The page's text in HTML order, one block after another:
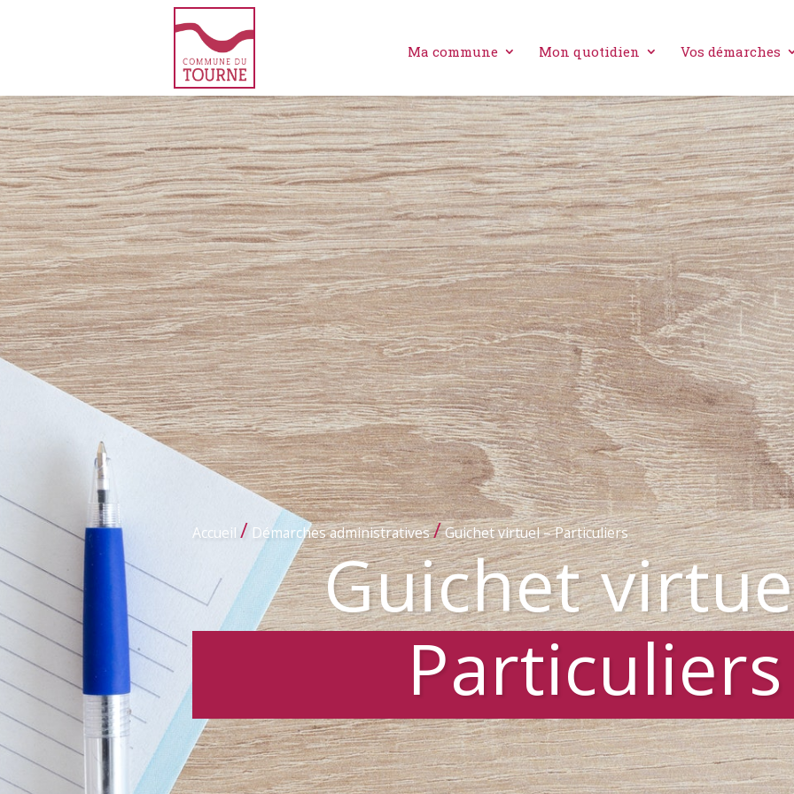
Ma commune Mon quotidien Vos démarches
Accueil / Démarches administratives/Guichet virtuel – Particuliers
Guichet
Particuliers